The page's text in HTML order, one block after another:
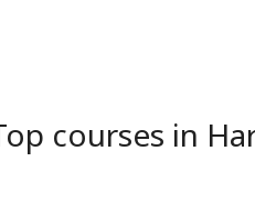
courses in